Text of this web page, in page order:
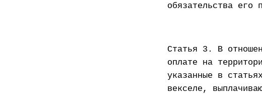
обязательства его
Статья 3. В
оплате на
указанные в
векселе,